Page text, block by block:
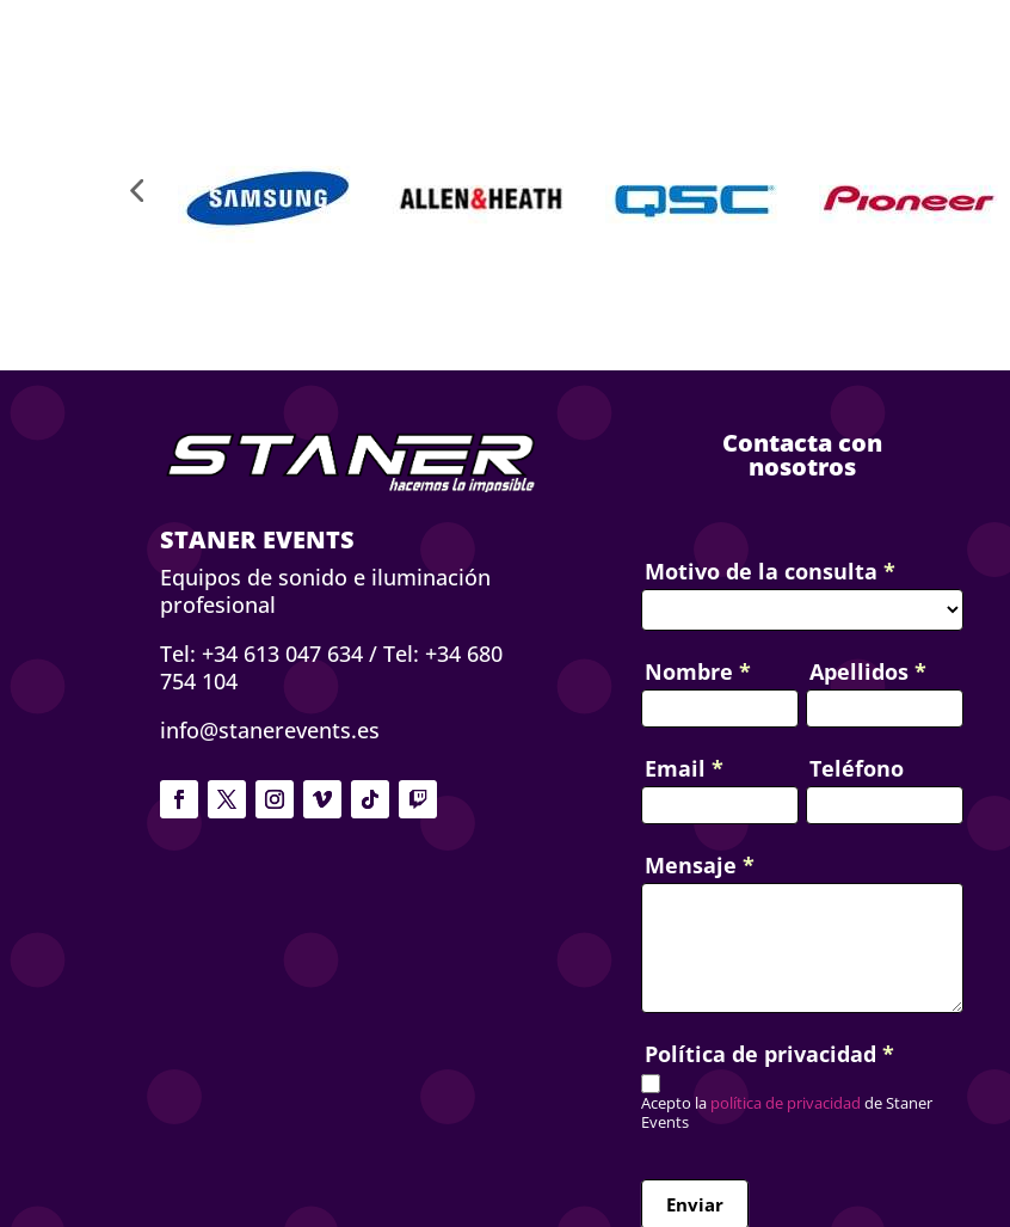
STANER EVENTS
Equipos de sonido e iluminación
profesional
Tel: +34 613 047 634 /Tel: +34 680
754 104
info@stanerevents.es
Contacta con
nosotros
Contact
Us
Motivo de la consulta *
Nombre * Apellidos *
Email * Teléfono
Mensaje *
Política de privacidad *
Acepto lapolítica de privacidad de Staner
Events
Enviar